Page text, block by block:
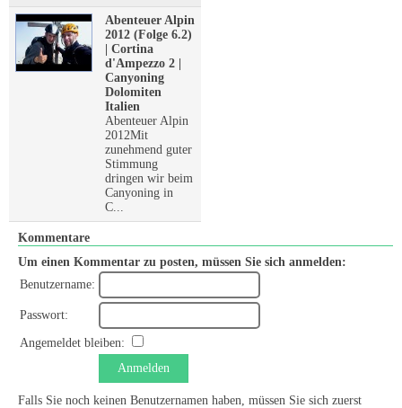
Abenteuer Alpin
2012 (Folge 6.2)
| Cortina
d'Ampezzo 2 |
Canyoning
Dolomiten
Italien
Abenteuer Alpin
2012Mit
zunehmend guter
Stimmung
dringen wir beim
Canyoning in
C...
Kommentare
Um einen Kommentar zu posten, müssen Sie sich anmelden:
Benutzername:
Passwort:
Angemeldet bleiben:
Anmelden
Falls Sie noch keinen Benutzernamen haben, müssen Sie sich zuerst